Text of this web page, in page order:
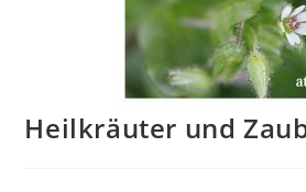
Heilkräuter und